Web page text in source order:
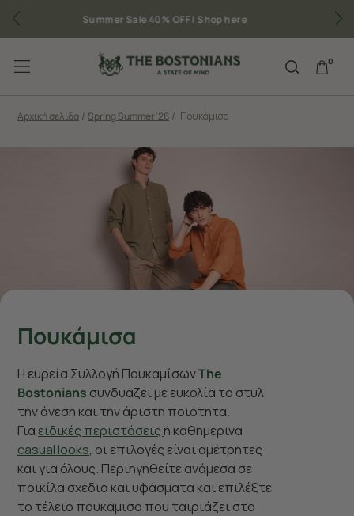
Δωρεάν μεταφορικά για παραγγελίες άνω των 50€
0
Πουκάμισα
Η ευρεία Συλλογή ΠουκαμίσωνThe
Bostonians συνδυάζει με ευκολία το στυλ,
την άνεση και την άριστη ποιότητα.
Για ειδικές περιστάσεις ή καθημερινά
casual looks, οι επιλογές είναι αμέτρητες
και για όλους. Περιηγηθείτε ανάμεσα σε
ποικίλα σχέδια και υφάσματα και επιλέξτε
το τέλειο πουκάμισο που ταιριάζει στο
Αρχική σελίδα / Spring Summer '26 / Πουκάμισα